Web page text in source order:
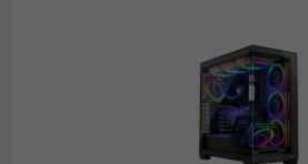
zatrzaski. Dla jak największej
przeniesienie panelu I/O z boku na
sporo miejsca na opcjonalne